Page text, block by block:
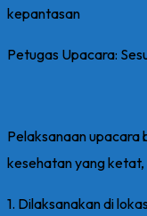
kepantasan
Petugas Upacara:
Pelaksanaan
kesehatan yang ketat,
1. Dilaksanakan di